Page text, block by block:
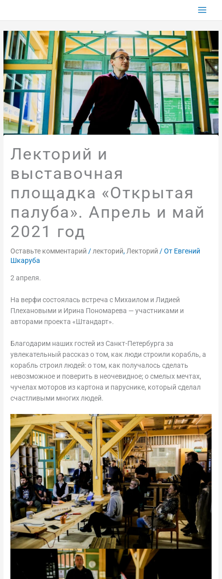
Лекторий и
выставочная
площадка «Открытая
палуба». Апрель и май
2021 год
Оставьте комментарий / лекторий, Лекторий / От Евгений
Шкаруба
2 апреля.
На верфи состоялась встреча с Михаилом и Лидией
Плехановыми и Ирина Пономарева — участниками и
авторами проекта «Штандарт».
Благодарим наших гостей из Санкт-Петербурга за
увлекательный рассказ о том, как люди строили корабль, а
корабль строил людей: о том, как получалось сделать
невозможное и поверить в неочевидное; о смелых мечтах,
чучелах моторов из картона и паруснике, который сделал
счастливыми многих людей.